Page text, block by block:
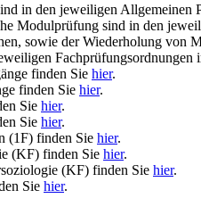
in den jeweiligen Allgemeinen
Modulprüfung sind in den
sowie der Wiederholung
Fachprüfungsordnungen
finden Sie hier.
finden Sie hier.
Sie hier.
Sie hier.
(1F) finden Sie hier.
(KF) finden Sie hier.
(KF) finden Sie hier.
Sie hier.